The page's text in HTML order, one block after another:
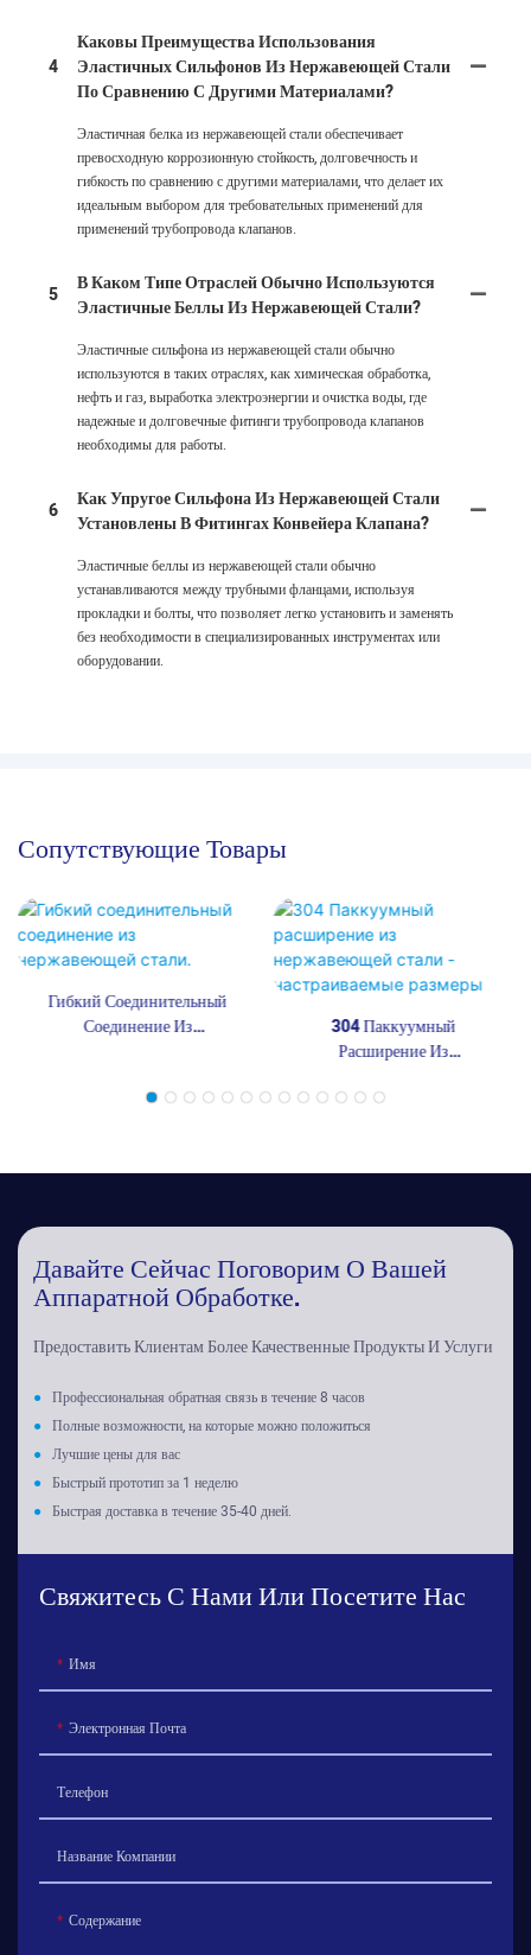
4
Каковы Преимущества Использования
Эластичных Сильфонов Из Нержавеющей Стали
По Сравнению С Другими Материалами?
Эластичная белка из нержавеющей стали обеспечивает
превосходную коррозионную стойкость, долговечность и
гибкость по сравнению с другими материалами, что делает их
идеальным выбором для требовательных применений для
применений трубопровода клапанов.
5
В Каком Типе Отраслей Обычно Используются
Эластичные Беллы Из Нержавеющей Стали?
Эластичные сильфона из нержавеющей стали обычно
используются в таких отраслях, как химическая обработка,
нефть и газ, выработка электроэнергии и очистка воды, где
надежные и долговечные фитинги трубопровода клапанов
необходимы для работы.
6
Как Упругое Сильфона Из Нержавеющей Стали
Установлены В Фитингах Конвейера Клапана?
Эластичные беллы из нержавеющей стали обычно
устанавливаются между трубными фланцами, используя
прокладки и болты, что позволяет легко установить и заменять
без необходимости в специализированных инструментах или
оборудовании.
Сопутствующие Товары
Гибкий Соединительный
Соединение Из
304 Паккуумный
Расширение Из
Настраиваемые Размеры
Давайте Сейчас Поговорим О Вашей
Аппаратной Обработке.
Предоставить Клиентам Более Качественные Продукты И Услуги
● Профессиональная обратная связь в течение 8 часов
● Полные возможности, на которые можно положиться
● Лучшие цены для вас
● Быстрый прототип за 1 неделю
● Быстрая доставка в течение 35-40 дней.
Свяжитесь С Нами Или Посетите Нас
Имя
Электронная Почта
Телефон
Название Компании
Содержание